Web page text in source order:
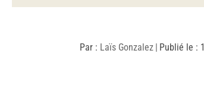
Par : Laïs Gonzalez | Publié le :